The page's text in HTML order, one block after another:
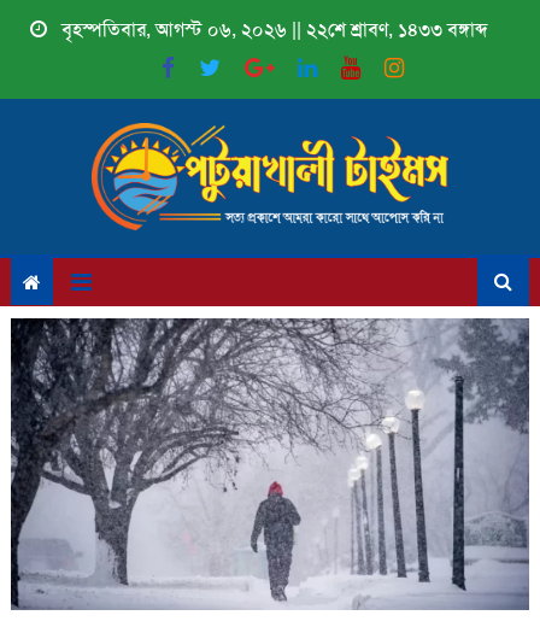
Skip
বৃহস্পতিবার, আগস্ট ০৬, ২০২৬ || ২২শে শ্রাবণ, ১৪৩৩ বঙ্গাব্দ